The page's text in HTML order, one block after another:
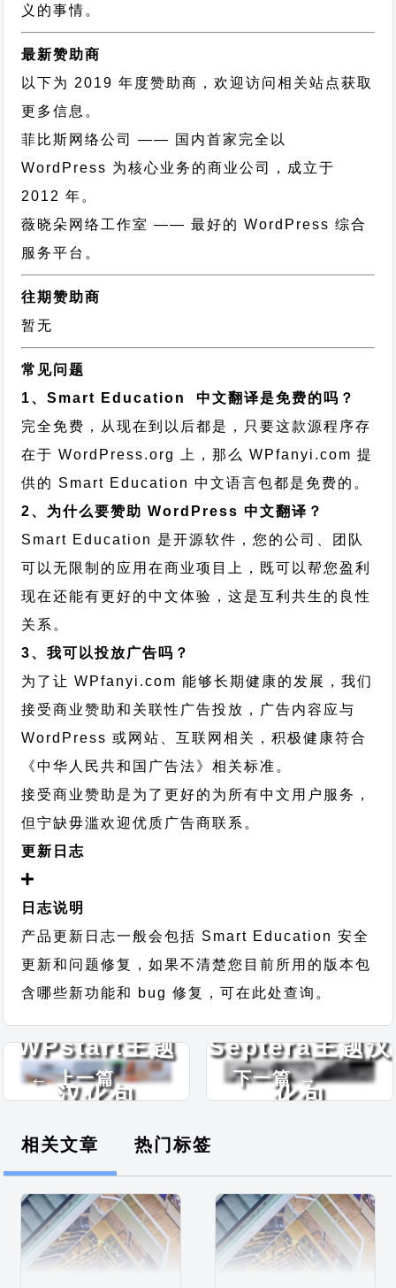
义的事情。
最新赞助商
以下为 2019 年度赞助商，欢迎访问相关站点获取
更多信息。
菲比斯网络公司
—— 国内首家完全以
WordPress 为核心业务的商业公司，成立于
2012 年。
薇晓朵网络工作室 —— 最好的 WordPress 综合
服务平台。
往期赞助商
暂无
常见问题
1、Smart Education 中文翻译是免费的吗？
完全免费，从现在到以后都是，只要这款源程序存
在于 WordPress.org 上，那么 WPfanyi.com 提
供的 Smart Education 中文语言包都是免费的。
2、为什么要赞助 WordPress 中文翻译？
Smart Education 是开源软件，您的公司、团队
可以无限制的应用在商业项目上，既可以帮您盈利
现在还能有更好的中文体验，这是互利共生的良性
关系。
3、我可以投放广告吗？
为了让 WPfanyi.com 能够长期健康的发展，我们
接受商业赞助和关联性广告投放，广告内容应与
WordPress 或网站、互联网相关，积极健康符合
《中华人民共和国广告法》相关标准。
接受商业赞助是为了更好的为所有中文用户服务，
但宁缺毋滥欢迎优质广告商联系。
更新日志
日志说明
产品更新日志一般会包括 Smart Education 安全
更新和问题修复，如果不清楚您目前所用的版本包
含哪些新功能和 bug 修复，可在此处查询。
← 上一篇
WPstart主题
汉化包
下一篇 →
Septera主题汉
化包
相关文章 热门标签